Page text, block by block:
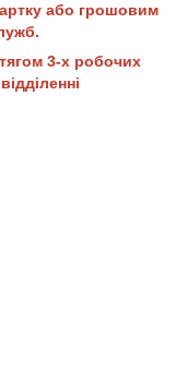
або грошовим
3-х робочих